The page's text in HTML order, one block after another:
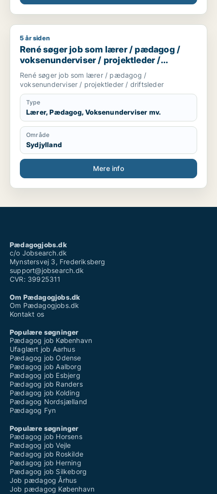
René søger job som lærer / pædagog / voksenunderviser /
5 år siden
René søger job som lærer / pædagog /
voksenunderviser / projektleder /
driftsleder
René søger job som lærer / pædagog /
voksenunderviser / projektleder / driftsleder
Type
Lærer, Pædagog, Voksenunderviser mv.
Område
Sydjylland
Mere info
Pædagogjobs.dk
c/o Jobsearch.dk
Mynstersvej 3, Frederiksberg
support@jobsearch.dk
CVR: 39925311
Om Pædagogjobs.dk
Om Pædagogjobs.dk
Kontakt os
Populære søgninger
Pædagog job København
Ufaglært job Aarhus
Pædagog job Odense
Pædagog job Aalborg
Pædagog job Esbjerg
Pædagog job Randers
Pædagog job Kolding
Pædagog Nordsjælland
Pædagog Fyn
Populære søgninger
Pædagog job Horsens
Pædagog job Vejle
Pædagog job Roskilde
Pædagog job Herning
Pædagog job Silkeborg
Job pædagog Århus
Job pædagog København